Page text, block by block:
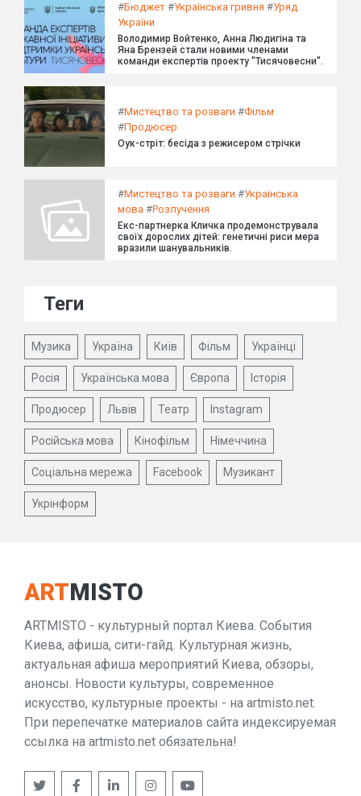
#Бюджет #Українська гривня #Уряд
України
Володимир Войтенко, Анна Людигіна та
Яна Брензей стали новими членами
команди експертів проекту "Тисячовесни".
#Мистецтво та розваги #Фільм
#Продюсер
Оук-стріт: бесіда з режисером стрічки
#Мистецтво та розваги #Українська
мова #Розлучення
Екс-партнерка Кличка продемонструвала
своїх дорослих дітей: генетичні риси мера
вразили шанувальників.
Теги
Музика Україна Київ Фільм Українці
Росія Українська мова Європа Історія
Продюсер Львів Театр Instagram
Російська мова Кінофільм Німеччина
Соціальна мережа Facebook Музикант
Укрінформ
ARTMISTO
ARTMISTO - культурный портал Киева. События
Киева, афиша, сити-гайд. Культурная жизнь,
актуальная афиша мероприятий Киева, обзоры,
анонсы. Новости культуры, современное
искусство, культурные проекты - на artmisto.net.
При перепечатке материалов сайта индексируемая
ссылка на artmisto.net обязательна!